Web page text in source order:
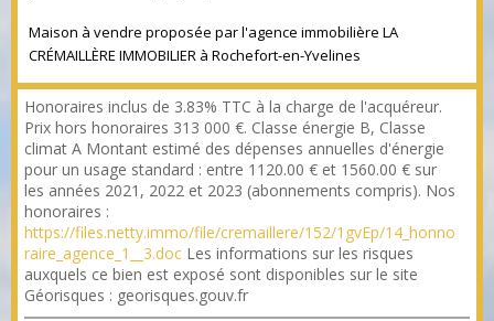
Maison à vendre proposée par l'agence immobilière LA
CRÉMAILLÈRE IMMOBILIER à Rochefort-en-Yvelines
Honoraires inclus de 3.83% TTC à la charge de l'acquéreur.
Prix hors honoraires 313 000 €. Classe énergie B, Classe
climat A Montant estimé des dépenses annuelles d'énergie
pour un usage standard : entre 1120.00 € et 1560.00 € sur
les années 2021, 2022 et 2023 (abonnements compris). Nos
honoraires :
https://files.netty.immo/file/cremaillere/152/1gvEp/14_honno
raire_agence_1__3.doc Les informations sur les risques
auxquels ce bien est exposé sont disponibles sur le site
Géorisques : georisques.gouv.fr